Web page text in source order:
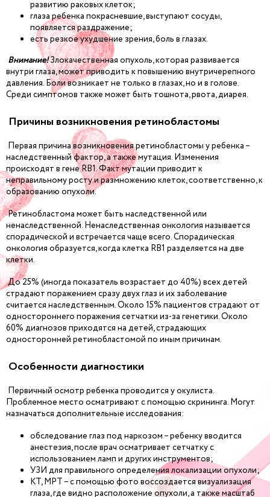
развитию раковых клеток;
глаза ребенка покрасневшие, выступают сосуды,
появляется раздражение;
есть резкое ухудшение зрения, боль в глазах.
Внимание!Злокачественная опухоль, которая развивается
внутри глаза, может приводить к повышению внутричерепного
давления. Боли возникает не только в глазах, но и в голове.
Среди симптомов также может быть тошнота, рвота, диарея.
Причины возникновения ретинобластомы
Первая причина возникновения ретинобластомы у ребенка –
наследственный фактор, а также мутация. Изменения
происходят в гене RB1. Факт мутации приводит к
неправильному росту и размножению клеток, соответственно, к
образованию опухоли.
Ретинобластома может быть наследственной или
ненаследственной. Ненаследственная онкология называется
спорадической и встречается чаще всего. Спорадическая
онкология образуется, когда клетка RB1 разделяется на две
клетки.
До 25% (иногда показатель возрастает до 40%) всех детей
страдают поражением сразу двух глаз и их заболевание
считается наследственным. Около 15% пациентов страдают от
одностороннего поражения сетчатки из-за генетики. Около
60% диагнозов приходятся на детей, страдающих
односторонней ретинобластомой по иным причинам.
Особенности диагностики
Первичный осмотр ребенка проводится у окулиста.
Проблемное место осматривают с помощью скрининга. Могут
назначаться дополнительные исследования:
обследование глаз под наркозом – ребенку вводится
анестезия, после врач осматривает сетчатку с
использованием ламп и других инструментов;
УЗИ для правильного определения локализации опухоли;
КТ, МРТ – с помощью фото воссоздается визуализация
глаза, где видно расположение опухоли, а также масштаб